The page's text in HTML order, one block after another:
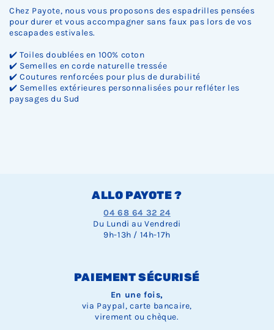
Chez Payote, nous vous proposons des espadrilles pensées
pour durer et vous accompagner sans faux pas lors de vos
escapades estivales.
✔️ Toiles doublées en 100% coton
✔️ Semelles en corde naturelle tressée
✔️ Coutures renforcées pour plus de durabilité
✔️ Semelles extérieures personnalisées pour refléter les
paysages du Sud
ALLO PAYOTE ?
04 68 64 32 24
Du Lundi au Vendredi
9h-13h / 14h-17h
PAIEMENT SÉCURISÉ
En une fois,
via Paypal, carte bancaire,
virement ou chèque.